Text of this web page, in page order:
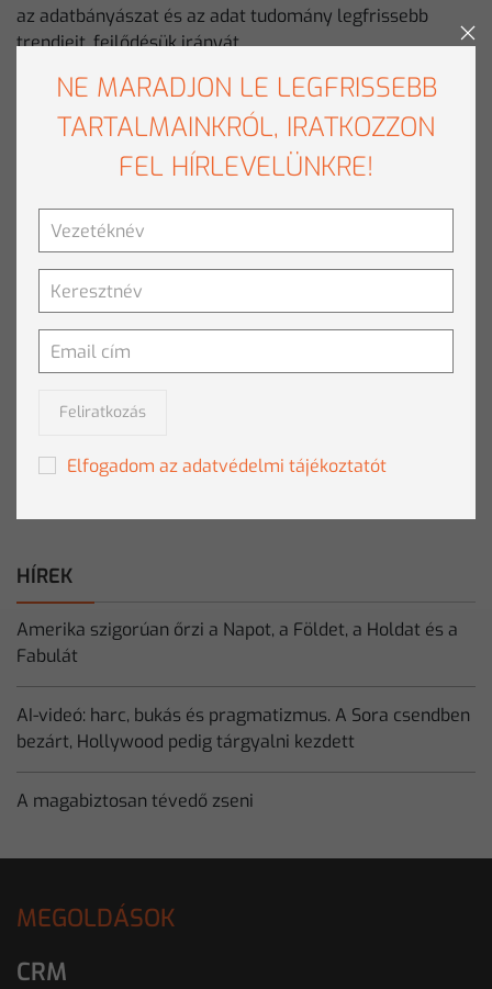
az adatbányászat és az adat tudomány legfrissebb
trendjeit, fejlődésük irányát.
Adatbányászati tanfolyamok
Termékbemutató szemináriumok
Tematikus workshopok
Konferenciák
Statisztikai tanfolyamok
Hálózatvizualizációs tanfolyamok
HÍREK
Amerika szigorúan őrzi a Napot, a Földet, a Holdat és a
Fabulát
AI-videó: harc, bukás és pragmatizmus. A Sora csendben
bezárt, Hollywood pedig tárgyalni kezdett
A magabiztosan tévedő zseni
MEGOLDÁSOK
CRM
NE MARADJON LE LEGFRISSEBB
TARTALMAINKRÓL, IRATKOZZON
FEL HÍRLEVELÜNKRE!
Feliratkozás
Elfogadom az adatvédelmi tájékoztatót